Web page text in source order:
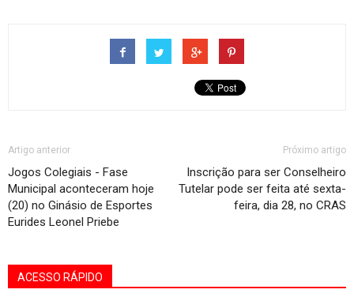
Artigo anterior
Jogos Colegiais - Fase
Municipal aconteceram hoje
(20) no Ginásio de Esportes
Eurides Leonel Priebe
Próximo artigo
Inscrição para ser Conselheiro
Tutelar pode ser feita até sexta-
feira, dia 28, no CRAS
ACESSO RÁPIDO